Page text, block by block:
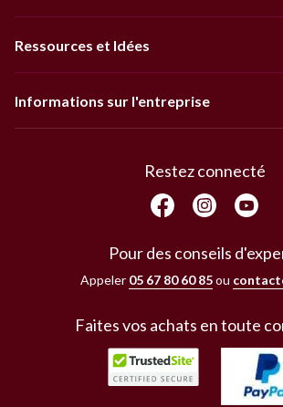
Ressources et Idées
Informations sur l'entreprise
Restez connecté
Pour des conseils
Appeler 05 67 80 60 85ou
Faites vos achats en toute